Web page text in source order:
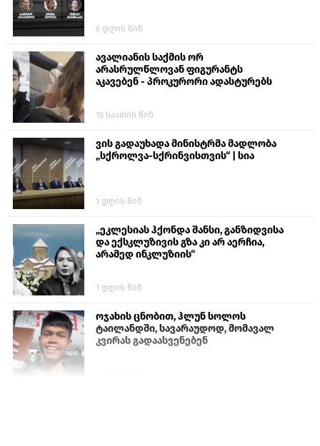
6 დღის წინ
ავალიანის საქმის ორ
არასრულწლოვან ფიგურანტს
აკავებენ - პროკურორი ადასტურებს
16 საათის წინ
ვის გადაუხადა მინისტრმა მადლობა
„სქროლვა-სქრინვისთვის“ | სია
1 დღის წინ
„ეკლესიას ჰქონდა შანსი, განზიდვისა
და ექსკლუზივის გზა კი არ აერჩია,
არამედ ინკლუზიის“
1 დღის წინ
ოჯახის ცნობით, ჰლუნ სოლოს
ტაილანდში, სავარაუდოდ, მომავალ
კვირას გადაასვენებენ